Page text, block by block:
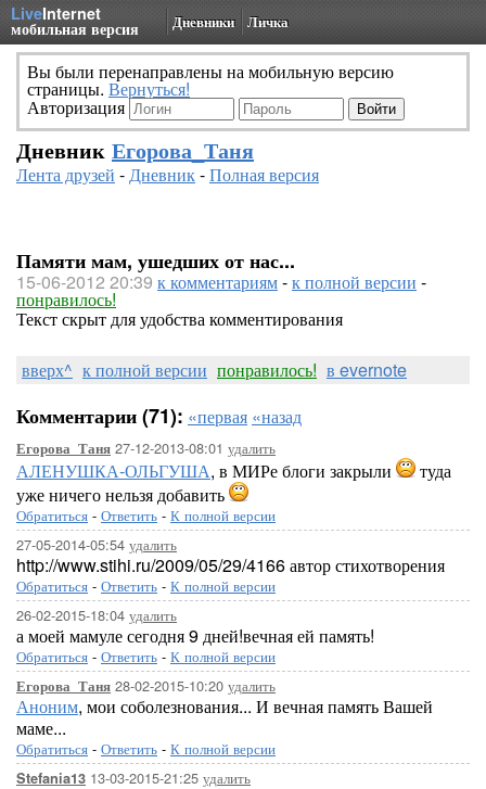
LiveInternet
мобильная версия Дневники Личка
Вы были перенаправлены на мобильную версию
страницы. Вернуться!
Авторизация
Дневник Егорова_Таня
Лента друзей -Дневник-Полная версия
Памяти мам, ушедших от нас...
15-06-2012 20:39 к комментариям-к полной версии -
понравилось!
Текст скрыт для удобства комментирования
вверх^ к полной версии понравилось! в evernote
Комментарии (71): «первая «назад
Егорова_Таня 27-12-2013-08:01 удалить
АЛЕНУШКА-ОЛЬГУША, в МИРе блоги закрыли
туда
уже ничего нельзя добавить
Обратиться - Ответить - К полной версии
27-05-2014-05:54 удалить
http://www.stihi.ru/2009/05/29/4166 автор стихотворения
Обратиться - Ответить - К полной версии
26-02-2015-18:04 удалить
а моей мамуле сегодня 9 дней!вечная ей память!
Обратиться - Ответить - К полной версии
Егорова_Таня 28-02-2015-10:20 удалить
Аноним, мои соболезнования... И вечная память Вашей
маме...
Обратиться - Ответить - К полной версии
Stefania13 13-03-2015-21:25 удалить